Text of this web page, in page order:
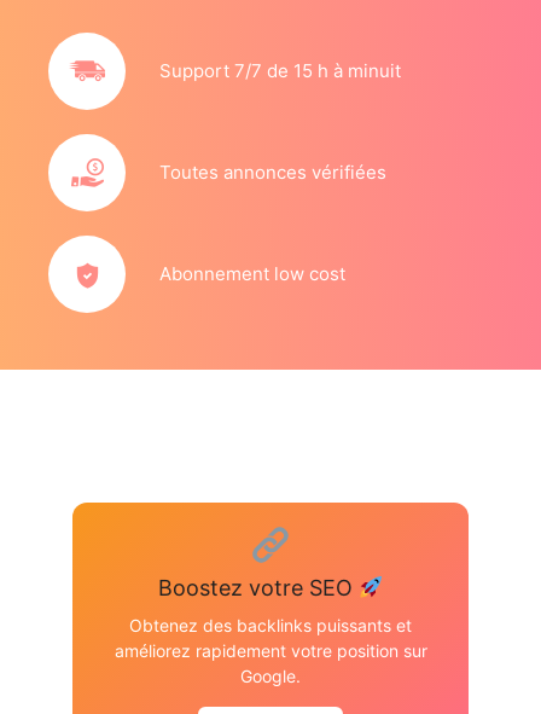
Support 7/7 de 15 h à minuit
Toutes annonces vérifiées
Abonnement low cost
Boostez votre SEO
Obtenez des backlinks puissants et
améliorez rapidement votre position sur
Google.